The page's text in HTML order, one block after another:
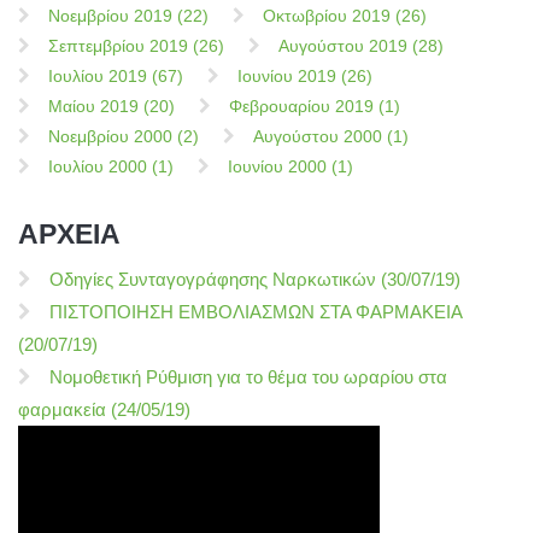
Νοεμβρίου 2019 (22)
Οκτωβρίου 2019 (26)
Σεπτεμβρίου 2019 (26)
Αυγούστου 2019 (28)
Ιουλίου 2019 (67)
Ιουνίου 2019 (26)
Μαίου 2019 (20)
Φεβρουαρίου 2019 (1)
Νοεμβρίου 2000 (2)
Αυγούστου 2000 (1)
Ιουλίου 2000 (1)
Ιουνίου 2000 (1)
ΑΡΧΕΙΑ
Οδηγίες Συνταγογράφησης Ναρκωτικών (30/07/19)
ΠΙΣΤΟΠΟΙΗΣΗ ΕΜΒΟΛΙΑΣΜΩΝ ΣΤΑ ΦΑΡΜΑΚΕΙΑ
(20/07/19)
Νομοθετική Ρύθμιση για το θέμα του ωραρίου στα
φαρμακεία (24/05/19)